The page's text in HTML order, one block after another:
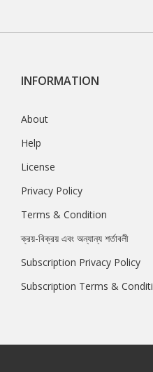
INFORMATION
About
Help
License
Privacy Policy
Terms & Condition
ক্রয়-বিক্রয় এবং অন্যান্য শর্তাবলী
Subscription Privacy Policy
Subscription Terms &